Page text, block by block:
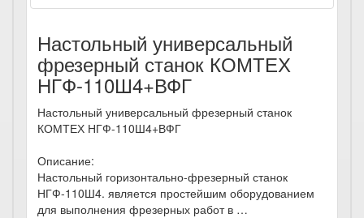
Настольный универсальный
фрезерный станок КОМТЕХ
НГФ-110Ш4+ВФГ
Настольный универсальный фрезерный станок
КОМТЕХ НГФ-110Ш4+ВФГ
Описание:
Настольный горизонтально-фрезерный станок
НГФ-110Ш4. является простейшим оборудованием
для выполнения фрезерных работ в …